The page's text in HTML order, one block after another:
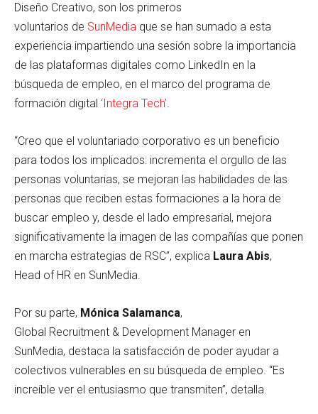
Diseño Creativo, son los primeros
voluntarios de SunMedia que se han sumado a esta
experiencia impartiendo una sesión sobre la importancia
de las plataformas digitales como LinkedIn en la
búsqueda de empleo, en el marco del programa de
formación digital ‘Integra Tech’.
“Creo que el voluntariado corporativo es un beneficio
para todos los implicados: incrementa el orgullo de las
personas voluntarias, se mejoran las habilidades de las
personas que reciben estas formaciones a la hora de
buscar empleo y, desde el lado empresarial, mejora
significativamente la imagen de las compañías que ponen
en marcha estrategias de RSC”, explica Laura Abis,
Head of HR en SunMedia.
Por su parte, Mónica Salamanca,
Global Recruitment & Development Manager en
SunMedia, destaca la satisfacción de poder ayudar a
colectivos vulnerables en su búsqueda de empleo. “Es
increíble ver el entusiasmo que transmiten”, detalla.